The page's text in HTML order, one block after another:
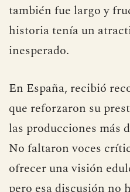
también fue largo y
historia tenía un
inesperado.
En España, recibió
que reforzaron su
las producciones más
No faltaron voces
ofrecer una visión
pero esa discusión no